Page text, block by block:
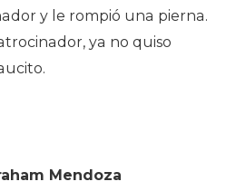
y le rompió una pierna.
ya no quiso
Mendoza